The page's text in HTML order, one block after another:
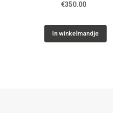
€350.00
In winkelmandje